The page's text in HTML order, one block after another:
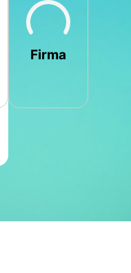
Firma
Jiná